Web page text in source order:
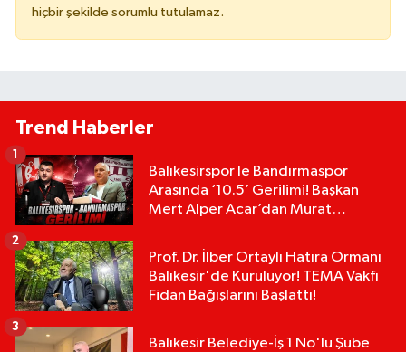
hiçbir şekilde sorumlu tutulamaz.
Trend Haberler
Balıkesirspor le Bandırmaspor
Arasında ‘10.5’ Gerilimi! Başkan
Mert Alper Acar’dan Murat
1
Prof. Dr. İlber Ortaylı Hatıra Ormanı
Balıkesir'de Kuruluyor! TEMA Vakfı
Fidan Bağışlarını Başlattı!
2
Balıkesir Belediye-İş 1 No'lu Şube
3